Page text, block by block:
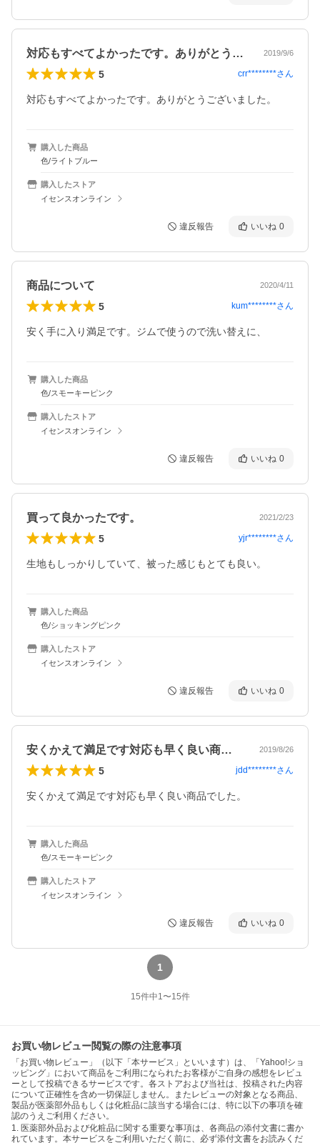
対応もすべてよかったです。ありがとうご… 2019/9/6
5 crr********さん
対応もすべてよかったです。ありがとうございました。
購入した商品
色/ライトブルー
購入したストア
イセンスオンライン
違反報告 いいね 0
商品について 2020/4/11
5 kum********さん
安く手に入り満足です。ジムで使うので洗い替えに、
購入した商品
色/スモーキーピンク
購入したストア
イセンスオンライン
違反報告 いいね 0
買って良かったです。 2021/2/23
5 yjr********さん
生地もしっかりしていて、被った感じもとても良い。
購入した商品
色/ショッキングピンク
購入したストア
イセンスオンライン
違反報告 いいね 0
安くかえて満足です対応も早く良い商品で… 2019/8/26
5 jdd********さん
安くかえて満足です対応も早く良い商品でした。
購入した商品
色/スモーキーピンク
購入したストア
イセンスオンライン
違反報告 いいね 0
1
15件中1〜15件
お買い物レビュー閲覧の際の注意事項
「お買い物レビュー」（以下「本サービス」といいます）は、「Yahoo!ショ
ッピング」において商品をご利用になられたお客様がご自身の感想をレビュ
ーとして投稿できるサービスです。各ストアおよび当社は、投稿された内容
について正確性を含め一切保証しません。またレビューの対象となる商品、
製品が医薬部外品もしくは化粧品に該当する場合には、特に以下の事項を確
認のうえご利用ください。
1. 医薬部外品および化粧品に関する重要な事項は、各商品の添付文書に書か
れています。本サービスをご利用いただく前に、必ず添付文書をお読みくだ